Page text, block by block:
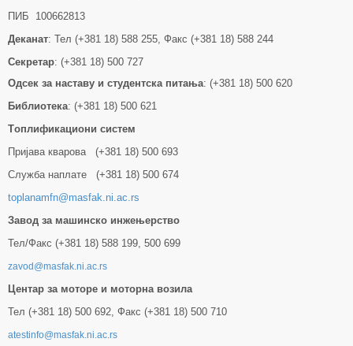
ПИБ 100662813
Деканат: Тел (+381 18) 588 255, Факс (+381 18) 588 244
Секретар: (+381 18) 500 727
Одсек за наставу и студентска питања: (+381 18) 500 620
Библиотека: (+381 18) 500 621
Tоплификациони систем
Пријава кварова (+381 18) 500 693
Служба наплате (+381 18) 500 674
toplanamfn@masfak.ni.ac.rs
Завод за машинско инжењерство
Тел/Факс (+381 18) 588 199, 500 699
zavod@masfak.ni.ac.rs
Центар за моторе и моторна возила
Тел (+381 18) 500 692, Факс (+381 18) 500 710
atestinfo@masfak.ni.ac.rs